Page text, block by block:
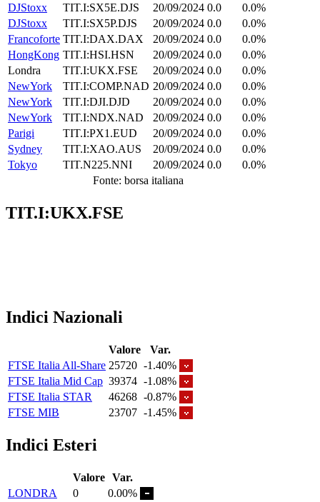
DJStoxx
TIT.I:SX5E.DJS 20/09/2024 0.0
0.0%
DJStoxx
TIT.I:SX5P.DJS 20/09/2024 0.0
0.0%
Francoforte TIT.I:DAX.DAX 20/09/2024 0.0
0.0%
HongKong TIT.I:HSI.HSN 20/09/2024 0.0
0.0%
Londra
TIT.I:UKX.FSE 20/09/2024 0.0
0.0%
NewYork
TIT.I:COMP.NAD 20/09/2024 0.0
0.0%
NewYork
TIT.I:DJI.DJD 20/09/2024 0.0
0.0%
NewYork
TIT.I:NDX.NAD 20/09/2024 0.0
0.0%
Parigi
TIT.I:PX1.EUD 20/09/2024 0.0
0.0%
Sydney
TIT.I:XAO.AUS 20/09/2024 0.0
0.0%
Tokyo
TIT.N225.NNI 20/09/2024 0.0
0.0%
Fonte: borsa italiana
TIT.I:UKX.FSE
Indici Nazionali
Valore
Var.
FTSE Italia All-Share 25720 -1.40%
FTSE Italia Mid Cap 39374 -1.08%
FTSE Italia STAR
46268 -0.87%
FTSE MIB
23707 -1.45%
Indici Esteri
Valore Var.
LONDRA
0
0.00%